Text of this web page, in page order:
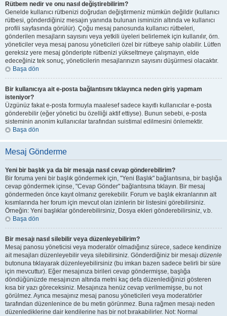
Rütbem nedir ve onu nasıl değiştirebilirim?
Genelde kullanıcı rütbenizi doğrudan değiştirmeniz mümkün değildir (kullanıcı
rütbesi, gönderdiğiniz mesajın yanında bulunan isminizin altında ve kullanıcı
profili sayfasında görülür). Çoğu mesaj panosunda kullanıcı rütbeleri,
gönderilen mesajların sayısını veya yetkili üyeleri belirlemek için kullanılır, örn.
yöneticiler veya mesaj panosu yöneticileri özel bir rütbeye sahip olabilir. Lütfen
gereksiz yere mesaj gönderipte rütbenizi yükseltmeye çalışmayın, elde
edeceğiniz tek sonuç, yöneticilerin mesajlarınızın sayısını düşürmesi olacaktır.
Başa dön
Bir kullanıcıya ait e-posta bağlantısını tıklayınca neden giriş yapmam
isteniyor?
Üzgünüz fakat e-posta formuyla maalesef sadece kayıtlı kullanıcılar e-posta
gönderebilir (eğer yönetici bu özelliği aktif ettiyse). Bunun sebebi, e-posta
sisteminin anonim kullanıcılar tarafından suistimal edilmesini önlemektir.
Başa dön
Mesaj Gönderme
Yeni bir başlık ya da bir mesaja nasıl cevap gönderebilirim?
Bir foruma yeni bir başlık göndermek için, "Yeni Başlık" bağlantısına, bir başlığa
cevap göndermek içinse, "Cevap Gönder" bağlantısına tıklayın. Bir mesaj
göndermeden önce kayıt olmanız gerekebilir. Forum ve başlık ekranlarının alt
kısımlarında her forum için mevcut olan izinlerin bir listesini görebilirsiniz.
Örneğin: Yeni başlıklar gönderebilirsiniz, Dosya ekleri gönderebilirsiniz, v.b.
Başa dön
Bir mesajı nasıl silebilir veya düzenleyebilirim?
Mesaj panosu yöneticisi veya moderatör olmadığınız sürece, sadece kendinize
ait mesajları düzenleyebilir veya silebilirsiniz. Gönderdiğiniz bir mesajı düzenle
butonuna tıklayarak düzenleyebilirsiniz (bu imkan bazen sadece belirli bir süre
için mevcuttur). Eğer mesajınıza birileri cevap göndermişse, başlığa
döndüğünüzde mesajınızın altında metni kaç defa düzenlediğinizi gösteren
kısa bir yazı göreceksiniz. Mesajınıza henüz cevap verilmemişse, bu not
görülmez. Ayrıca mesajınız mesaj panosu yöneticileri veya moderatörler
tarafından düzenlenince de bu metin görünmez. Buna rağmen mesajı neden
düzenlediklerine dair kendilerine has bir not bırakabilirler. Not: Normal